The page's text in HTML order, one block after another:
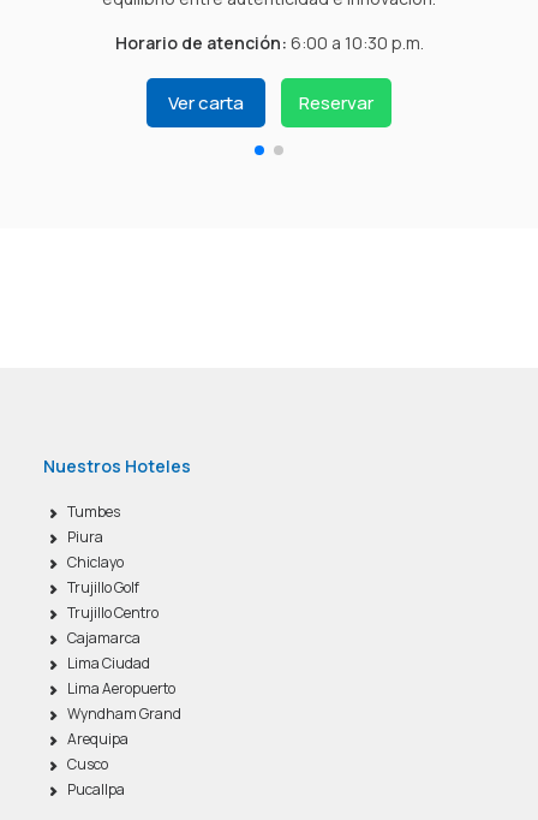
Horario de atención: 6:00 a 10:30 p.m.
Ver carta Reservar
Nuestros Hoteles
Tumbes
Piura
Chiclayo
Trujillo Golf
Trujillo Centro
Cajamarca
Lima Ciudad
Lima Aeropuerto
Wyndham Grand
Arequipa
Cusco
Pucallpa